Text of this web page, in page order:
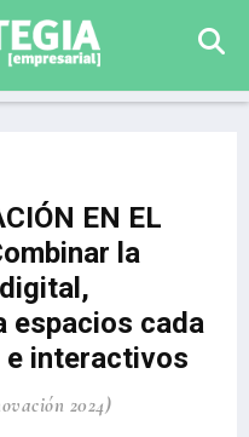
EN EL
la
espacios cada
e interactivos
2024)